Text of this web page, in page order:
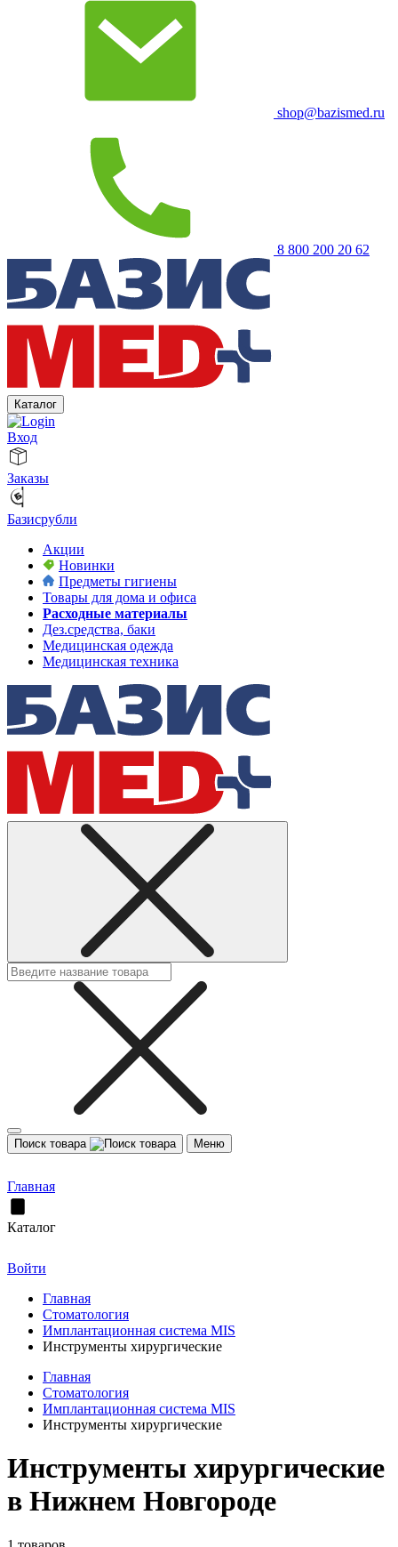
shop@bazismed.ru
8 800 200 20 62
Каталог
Вход
Заказы
Базисрубли
Акции
Новинки
Предметы гигиены
Товары для дома и офиса
Расходные материалы
Дез.средства, баки
Медицинская одежда
Медицинская техника
Поиск товара Меню
Главная
Каталог
Войти
Главная
Стоматология
Имплантационная система MIS
Инструменты хирургические
Главная
Стоматология
Имплантационная система MIS
Инструменты хирургические
Инструменты хирургические
в Нижнем Новгороде